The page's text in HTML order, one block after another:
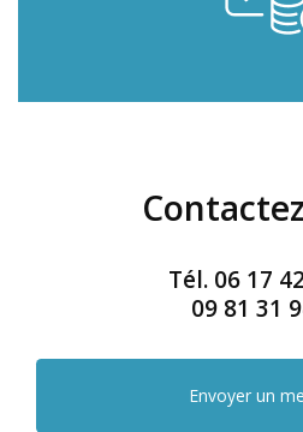
Tél. 06 17
09 81 31
Envoyer un